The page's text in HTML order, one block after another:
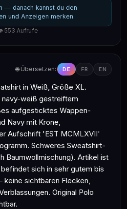
— danach kannst du den
und Anzeigen merken.
553 Aufrufe
🌐 Übersetzen: DE FR EN
in Weiß, Größe XL.
navy-weiß gestreiftem
aufgesticktes Wappen-
Navy mit Krone,
Aufschrift 'EST MCMLXVII'
Schweres Sweatshirt-
Baumwollmischung). Artikel ist
sich in sehr gutem bis
keine sichtbaren Flecken,
Original Polo